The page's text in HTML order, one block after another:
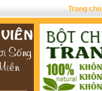
Trang chủ